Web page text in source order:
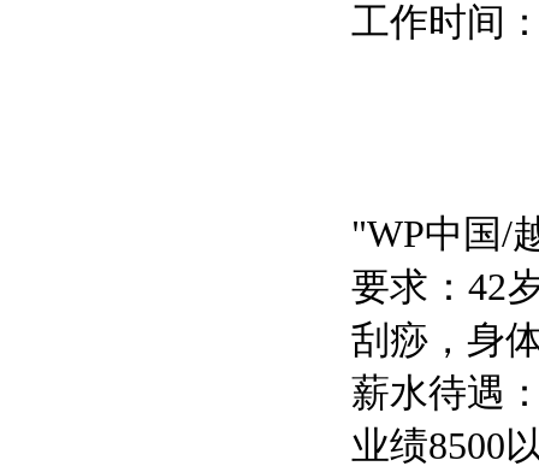
工作时间
"WP中国/
要求：42
刮痧，身
薪水待遇
业绩8500